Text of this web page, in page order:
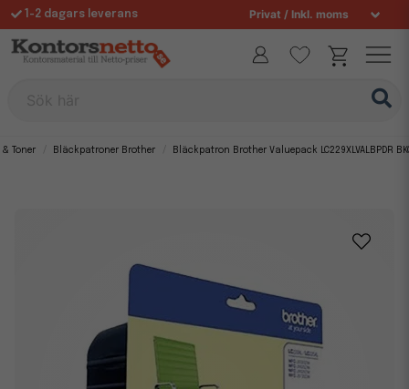
1-2 dagars leverans
Fri frakt över 995 kr
Toner Bläckpatroner Brother Bläckpatron Brother Valuepack LC229XLVALBPDR